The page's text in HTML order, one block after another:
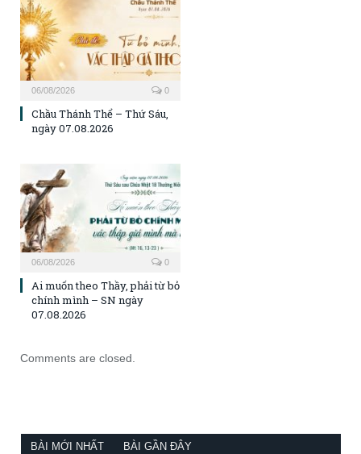
06/08/2026 0
Chầu Thánh Thể – Thứ Sáu,
ngày 07.08.2026
06/08/2026 0
Ai muốn theo Thầy, phải từ bỏ
chính mình – SN ngày
07.08.2026
Comments are closed.
BÀI MỚI NHẤT BÀI GẦN ĐÂY